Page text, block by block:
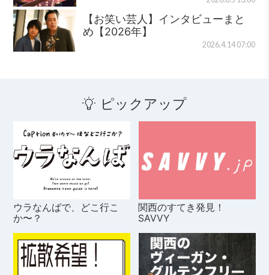
【お笑い芸人】インタビューまと
め【2026年】
2026.4.14 07:00
ピックアップ
ウラなんばで、どこ行こ
か〜？
関西のすてき発見！
SAVVY